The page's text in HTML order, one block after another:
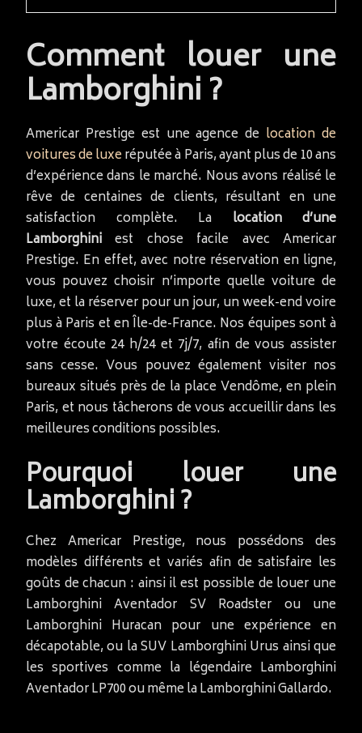
Comment louer une
Lamborghini ?
Americar Prestige est une agence de location de
voitures de luxeréputée à Paris, ayant plus de 10 ans
d’expérience dans le marché. Nous avons réalisé le
rêve de centaines de clients, résultant en une
satisfaction complète. La location d’une
Lamborghini est chose facile avec Americar
Prestige. En effet, avec notre réservation en ligne,
vous pouvez choisir n’importe quelle voiture de
luxe, et la réserver pour un jour, un week-end voire
plus à Paris et en Île-de-France. Nos équipes sont à
votre écoute 24 h/24 et 7j/7, afin de vous assister
sans cesse. Vous pouvez également visiter nos
bureaux situés près de la place Vendôme, en plein
Paris, et nous tâcherons de vous accueillir dans les
meilleures conditions possibles.
Pourquoi louer une
Lamborghini ?
Chez Americar Prestige, nous possédons des
modèles différents et variés afin de satisfaire les
goûts de chacun : ainsi il est possible de louer une
Lamborghini Aventador SV Roadster ou une
Lamborghini Huracan pour une expérience en
décapotable, ou la SUV Lamborghini Urus ainsi que
les sportives comme la légendaire Lamborghini
Aventador LP700 ou même la Lamborghini Gallardo.